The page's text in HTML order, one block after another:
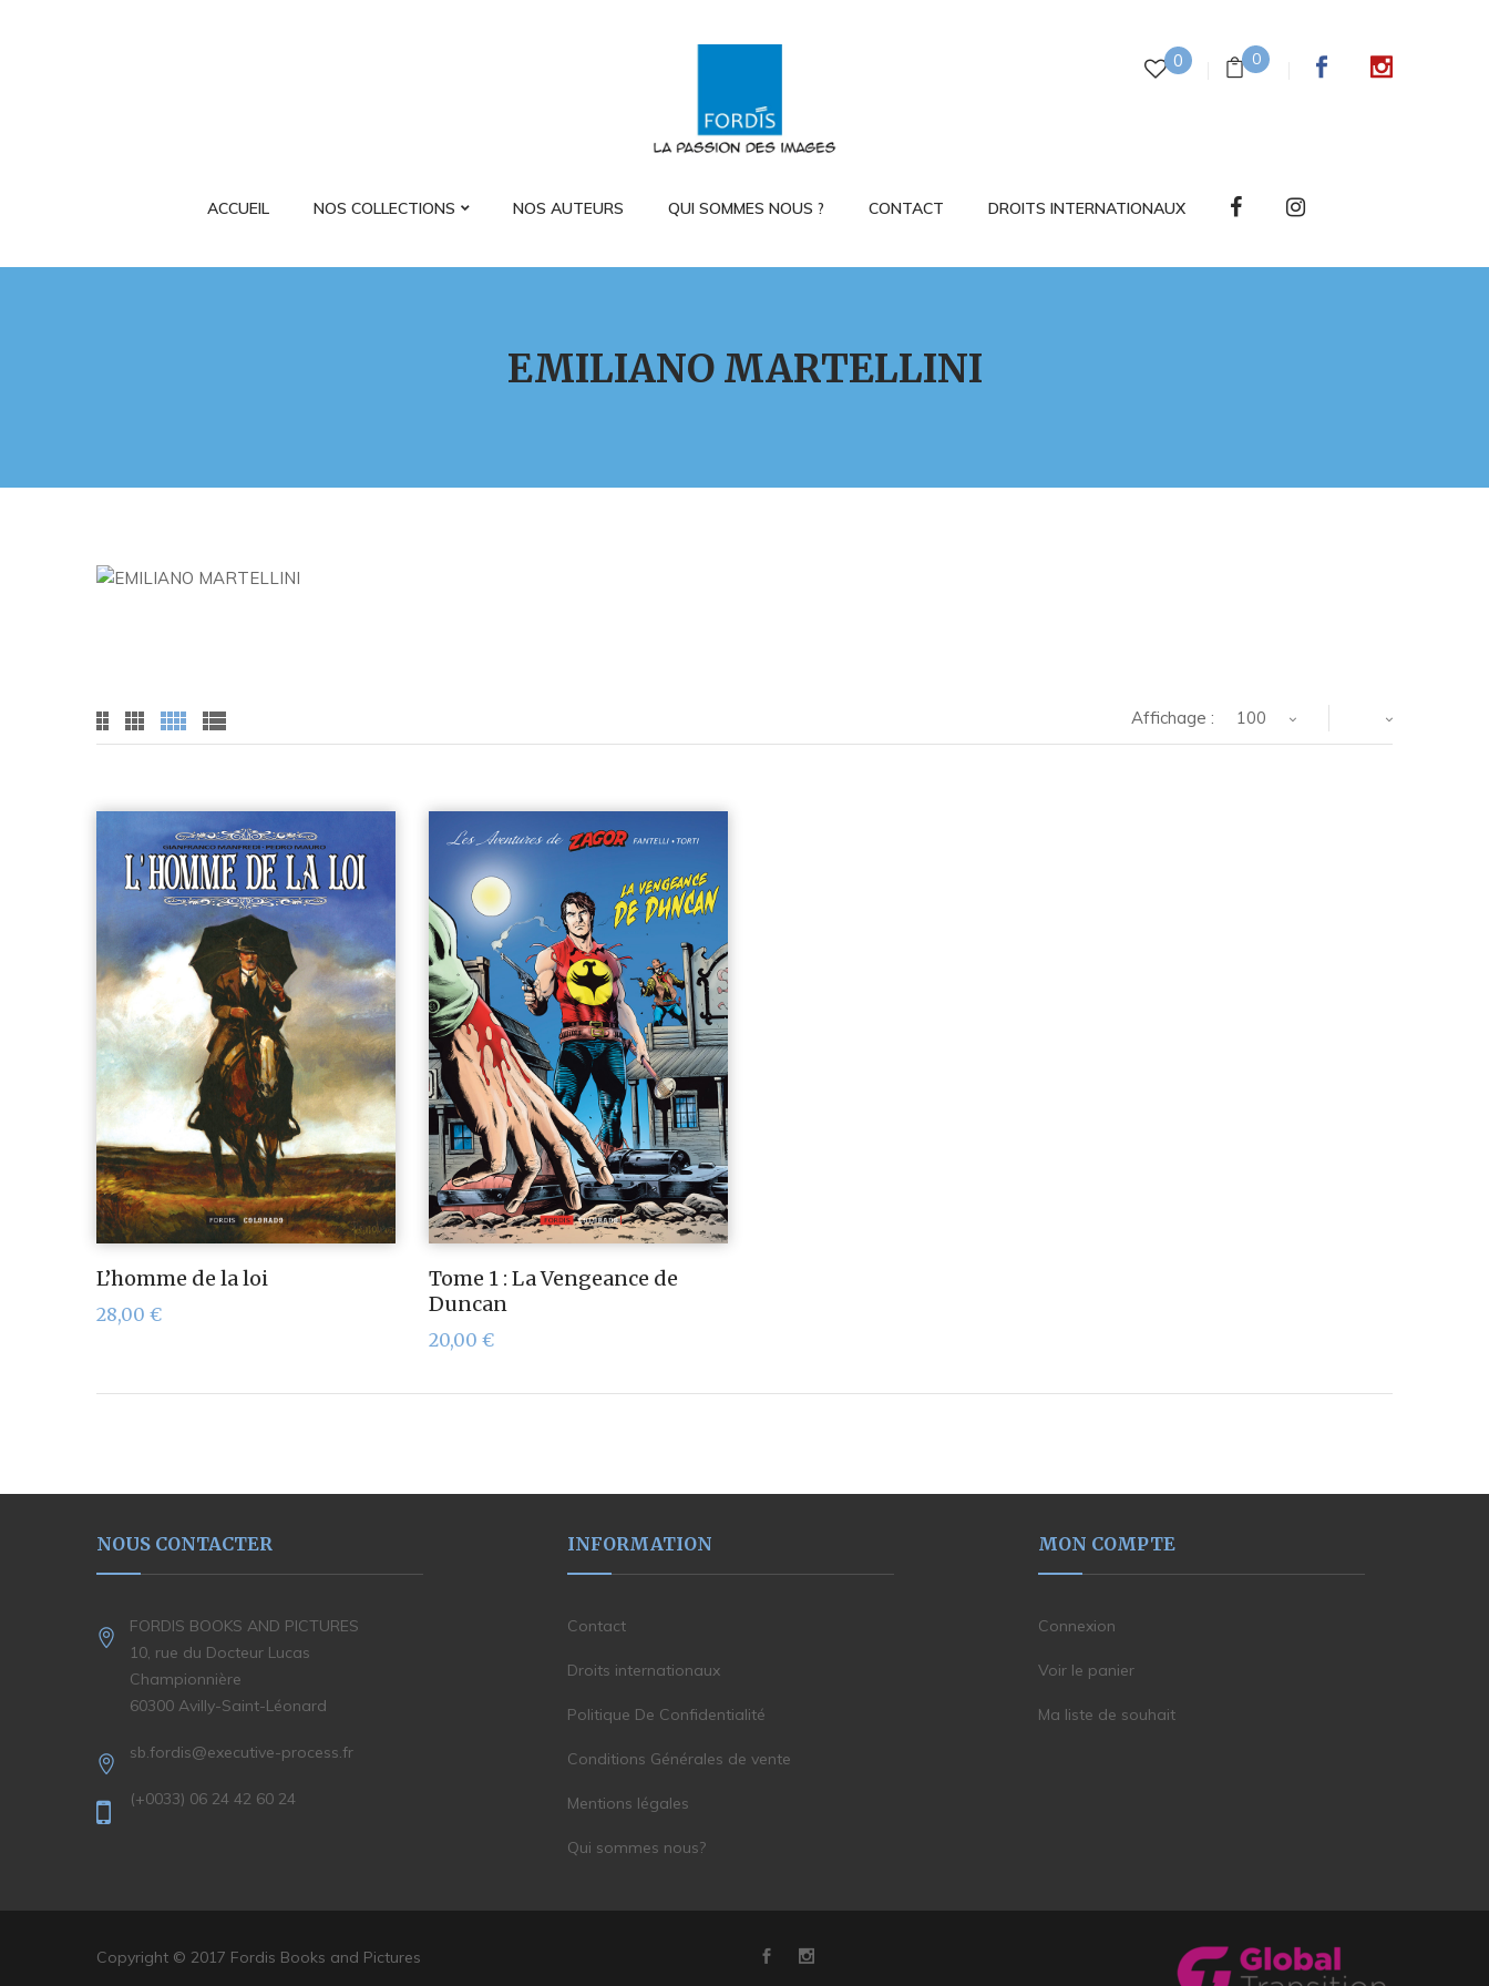
0 0
ACCUEIL NOS COLLECTIONS NOS AUTEURS QUI SOMMES NOUS ? CONTACT DROITS INTERNATIONAUX
EMILIANO MARTELLINI
Affichage : 100
L’homme de la loi
28,00 €
Tome 1 : La Vengeance de
Duncan
20,00 €
NOUS CONTACTER
FORDIS BOOKS AND PICTURES
10, rue du Docteur Lucas
Championnière
60300 Avilly-Saint-Léonard
sb.fordis@executive-process.fr
(+0033) 06 24 42 60 24
INFORMATION
Contact
Droits internationaux
Politique De Confidentialité
Conditions Générales de vente
Mentions légales
Qui sommes nous?
MON COMPTE
Connexion
Voir le panier
Ma liste de souhait
Copyright © 2017 Fordis Books and Pictures